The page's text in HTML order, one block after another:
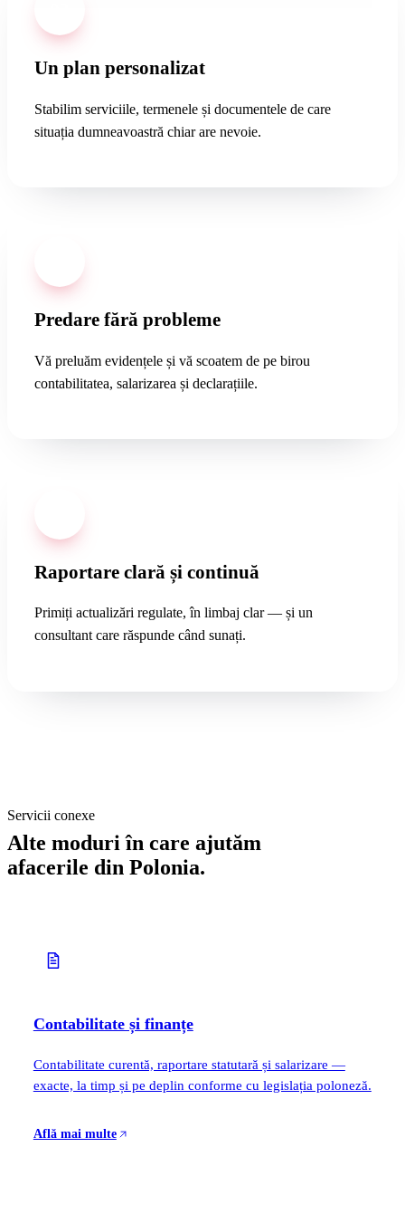
Un plan personalizat
Stabilim serviciile, termenele și documentele de care
situația dumneavoastră chiar are nevoie.
Predare fără probleme
Vă preluăm evidențele și vă scoatem de pe birou
contabilitatea, salarizarea și declarațiile.
Raportare clară și continuă
Primiți actualizări regulate, în limbaj clar — și un
consultant care răspunde când sunați.
Servicii conexe
Alte moduri în care ajutăm
afacerile din Polonia.
Contabilitate și finanțe
Contabilitate curentă, raportare statutară și salarizare —
exacte, la timp și pe deplin conforme cu legislația poloneză.
Află mai multe